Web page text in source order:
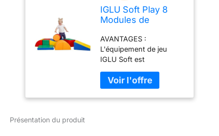
IGLU Soft Play 8
Modules de
en Mousse Blocs
de Construction
Jouets éducatifs
AVANTAGES :
L'équipement de jeu
IGLU Soft est
développer les
compétences motrices
des enfants, améliorer
Présentation du produit